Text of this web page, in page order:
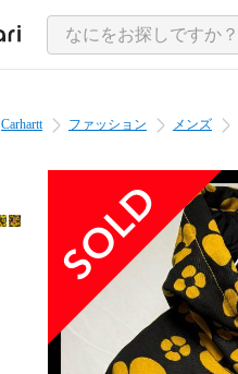
Carhartt ファッション メンズ